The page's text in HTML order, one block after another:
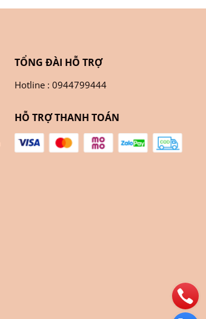
TỔNG ĐÀI HỖ TRỢ
Hotline : 0944799444
HỖ TRỢ THANH TOÁN